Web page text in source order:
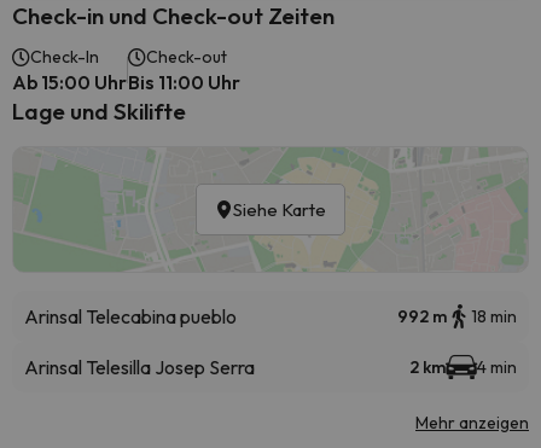
Check-in und Check-out Zeiten
Check-In
Ab 15:00 Uhr
Check-out
Bis 11:00 Uhr
Lage und Skilifte
Siehe Karte
Arinsal Telecabina pueblo 992 m 18 min
Arinsal Telesilla Josep Serra 2 km 4 min
Mehr anzeigen